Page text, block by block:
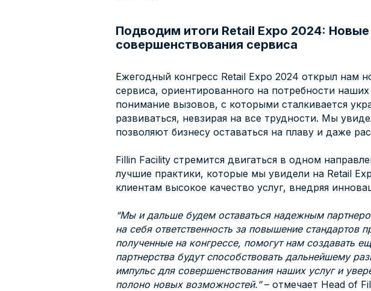
Подводим итоги Retail Expo 2024:
совершенствования сервиса
Ежегодный конгресс Retail Expo 2024 открыл нам
сервиса, ориентированного на потребности
понимание вызовов, с которыми сталкивается
развиваться, невзирая на все трудности. Мы
позволяют бизнесу оставаться на плаву и даже
Fillin Facility стремится двигаться в одном
лучшие практики, которые мы увидели на Retail
клиентам высокое качество услуг, внедряя
“Мы и дальше будем оставаться надежным
на себя ответственность за повышение
полученные на конгрессе, помогут нам создавать
партнерства будут способствовать дальнейшему
импульс для совершенствования наших услуг и
полоно новых возможностей.”– отмечает Head of